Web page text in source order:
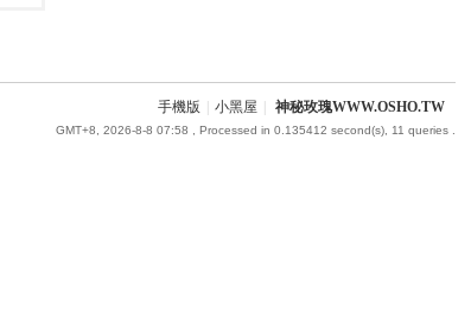
手機版 小黑屋 神秘玫瑰WWW.OSHO.TW
GMT+8, 2026-8-8 07:58 , Processed in 0.135412 second(s), 11 queries .